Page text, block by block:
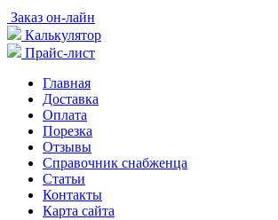
Заказ он-лайн
Калькулятор
Прайс-лист
Главная
Доставка
Оплата
Порезка
Отзывы
Справочник снабженца
Статьи
Контакты
Карта сайта